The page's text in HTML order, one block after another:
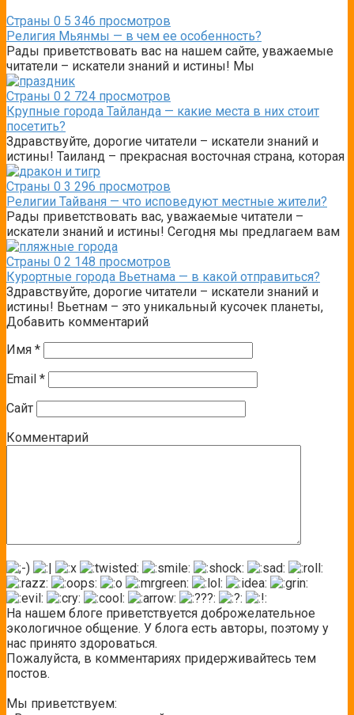
Страны 0 5 346 просмотров
Религия Мьянмы — в чем ее особенность?
Рады приветствовать вас на нашем сайте, уважаемые
читатели – искатели знаний и истины! Мы
Страны 0 2 724 просмотров
Крупные города Тайланда — какие места в них стоит
посетить?
Здравствуйте, дорогие читатели – искатели знаний и
истины! Таиланд – прекрасная восточная страна, которая
Страны 0 3 296 просмотров
Религии Тайваня — что исповедуют местные жители?
Рады приветствовать вас, уважаемые читатели –
искатели знаний и истины! Сегодня мы предлагаем вам
Страны 0 2 148 просмотров
Курортные города Вьетнама — в какой отправиться?
Здравствуйте, дорогие читатели – искатели знаний и
истины! Вьетнам – это уникальный кусочек планеты,
Добавить комментарий
Имя *
Email *
Сайт
Комментарий
На нашем блоге приветствуется доброжелательное
экологичное общение. У блога есть авторы, поэтому у
нас принято здороваться.
Пожалуйста, в комментариях придерживайтесь тем
постов.
Мы приветствуем: